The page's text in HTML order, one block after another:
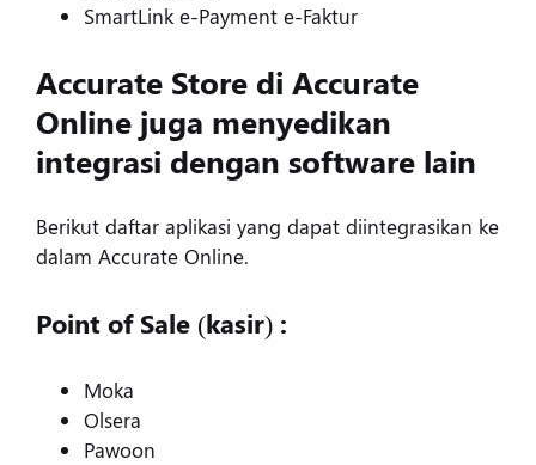
SmartLink e-Payment e-Faktur
Accurate Store di Accurate
Online juga menyedikan
integrasi dengan software lain
Berikut daftar aplikasi yang dapat diintegrasikan ke
dalam Accurate Online.
Point of Sale (kasir) :
Moka
Olsera
Pawoon